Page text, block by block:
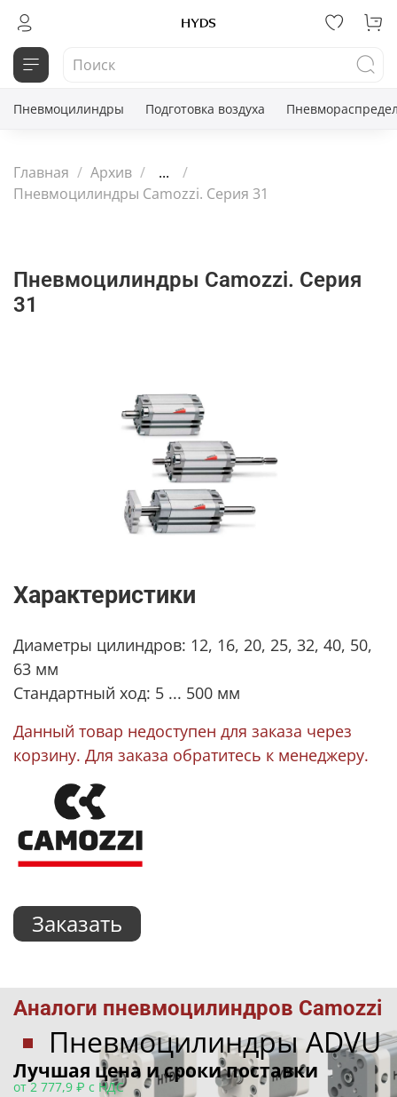
Пневмоцилиндры Подготовка воздуха
Главная Архив
...
Пневмоцилиндры Camozzi. Серия 31
Пневмоцилиндры Camozzi. Серия
31
Характеристики
Диаметры цилиндров: 12, 16, 20, 25, 32, 40, 50,
63 мм
Стандартный ход: 5 ... 500 мм
Данный товар недоступен для заказа через
корзину. Для заказа обратитесь к менеджеру.
Заказать
Аналоги пневмоцилиндров Camozzi
Пневмоцилиндры ADVU
Лучшая цена и сроки поставки
от 2 777,9 ₽ с НДС